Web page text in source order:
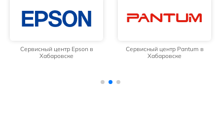
Сервисный центр Epson в
Хабаровске
Сервисный центр Pantum в
Хабаровске